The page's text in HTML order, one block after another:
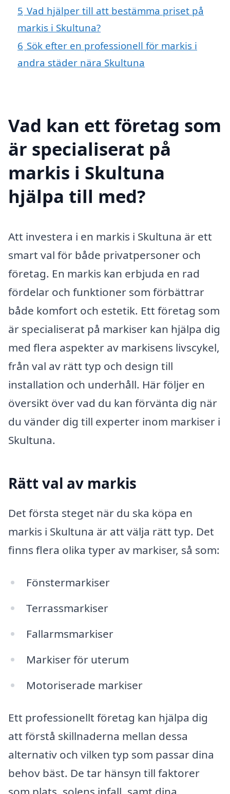
5 Vad hjälper till att bestämma priset på
markis i Skultuna?
6 Sök efter en professionell för markis i
andra städer nära Skultuna
Vad kan ett företag som
är specialiserat på
markis i Skultuna
hjälpa till med?
Att investera i en markis i Skultuna är ett
smart val för både privatpersoner och
företag. En markis kan erbjuda en rad
fördelar och funktioner som förbättrar
både komfort och estetik. Ett företag som
är specialiserat på markiser kan hjälpa dig
med flera aspekter av markisens livscykel,
från val av rätt typ och design till
installation och underhåll. Här följer en
översikt över vad du kan förvänta dig när
du vänder dig till experter inom markiser i
Skultuna.
Rätt val av markis
Det första steget när du ska köpa en
markis i Skultuna är att välja rätt typ. Det
finns flera olika typer av markiser, så som:
Fönstermarkiser
Terrassmarkiser
Fallarmsmarkiser
Markiser för uterum
Motoriserade markiser
Ett professionellt företag kan hjälpa dig
att förstå skillnaderna mellan dessa
alternativ och vilken typ som passar dina
behov bäst. De tar hänsyn till faktorer